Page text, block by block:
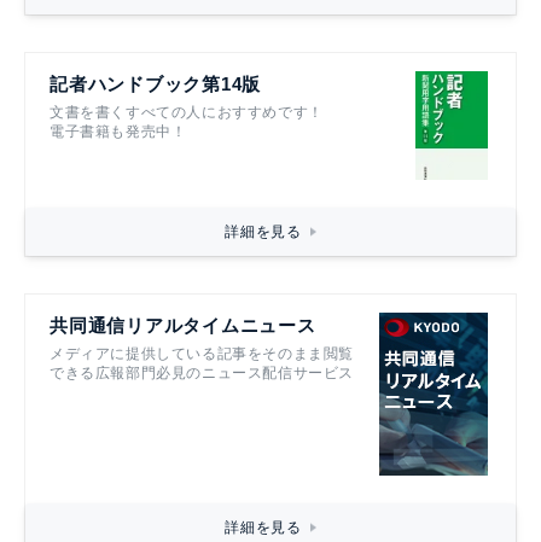
記者ハンドブック第14版
文書を書くすべての人におすすめです！
電子書籍も発売中！
詳細を見る
共同通信リアルタイムニュース
メディアに提供している記事をそのまま閲覧
できる広報部門必見のニュース配信サービス
詳細を見る